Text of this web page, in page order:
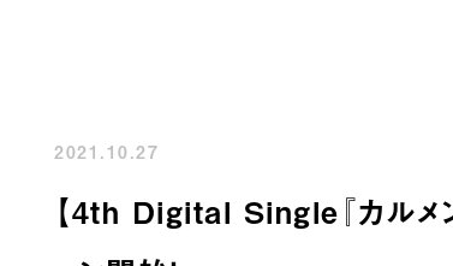
2021.10.27
【4th Digital Single『カル